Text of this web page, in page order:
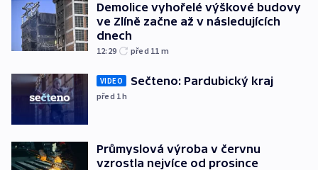
Demolice vyhořelé výškové budovy
ve Zlíně začne až v následujících
dnech
12:29 před 11 m
VIDEO Sečteno: Pardubický kraj
před 1h
Průmyslová výroba v červnu
vzrostla nejvíce od prosince